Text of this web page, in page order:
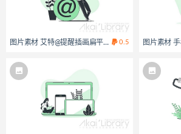
图片素材 艾特@提醒插画扁平场景0.5 图片素材